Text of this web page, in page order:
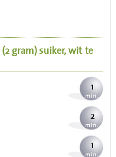
(2 gram)suiker, wit te
1
1
2
1